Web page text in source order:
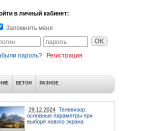
в личный кабинет:
Запомнить меня
пароль? Регистрация
БЕТОН РАЗНОЕ
29.12.2024 Телевизор:
основные параметры при
выборе нового экрана